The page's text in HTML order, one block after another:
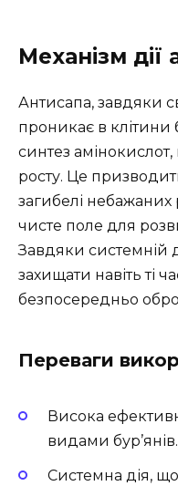
Механізм дії
Антисапа, завдяки
проникає в клітини
синтез
росту. Це
загибелі
чисте поле для
Завдяки системній
захищати навіть ті
безпосередньо
Переваги
Висока
видами бур’янів.
Системна дія,